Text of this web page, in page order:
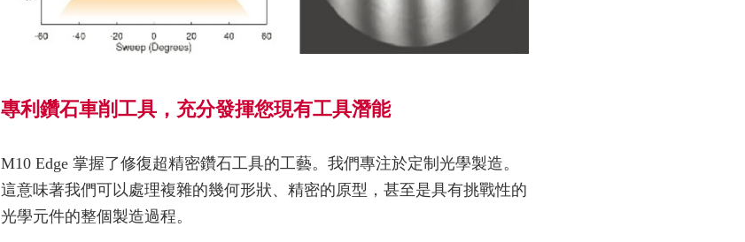
專利鑽石車削工具，充分發揮您現有工具潛能
M10 Edge 掌握了修復超精密鑽石工具的工藝。我們專注於定制光學製造。
這意味著我們可以處理複雜的幾何形狀、精密的原型，甚至是具有挑戰性的
光學元件的整個製造過程。